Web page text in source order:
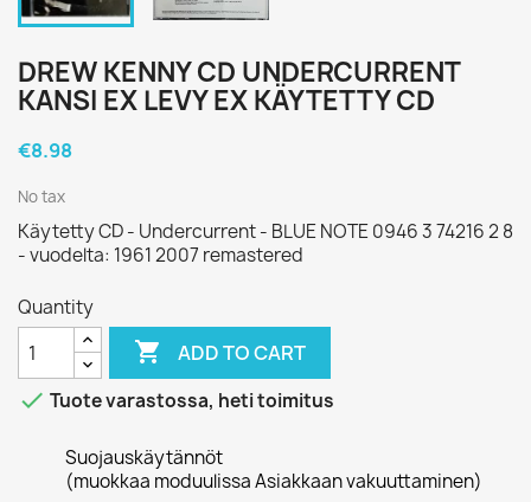
DREW KENNY CD UNDERCURRENT
KANSI EX LEVY EX KÄYTETTY CD
€8.98
No tax
Käytetty CD - Undercurrent - BLUE NOTE 0946 3 74216 2 8
- vuodelta: 1961 2007 remastered
Quantity
 ADD TO CART
 Tuote varastossa, heti toimitus
Suojauskäytännöt
(muokkaa moduulissa Asiakkaan vakuuttaminen)